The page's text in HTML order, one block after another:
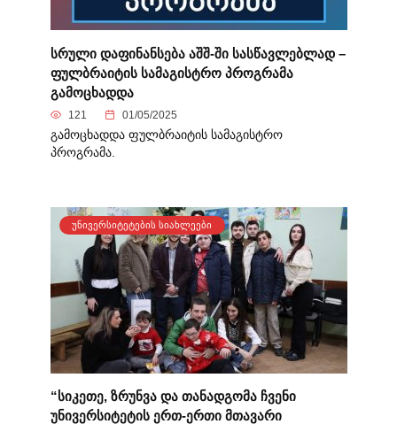
სრული დაფინანსება აშშ-ში სასწავლებლად –
ფულბრაიტის სამაგისტრო პროგრამა
გამოცხადდა
121 01/05/2025
გამოცხადდა ფულბრაიტის სამაგისტრო
პროგრამა.
ᲣᲜᲘᲕᲔᲠᲡᲘᲢᲔᲢᲔᲑᲘᲡ ᲡᲘᲐᲮᲚᲔᲔᲑᲘ
“სიკეთე, ზრუნვა და თანადგომა ჩვენი
უნივერსიტეტის ერთ-ერთი მთავარი